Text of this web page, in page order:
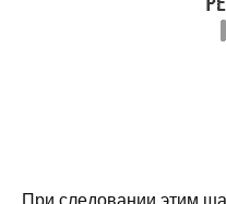
При следовании этим